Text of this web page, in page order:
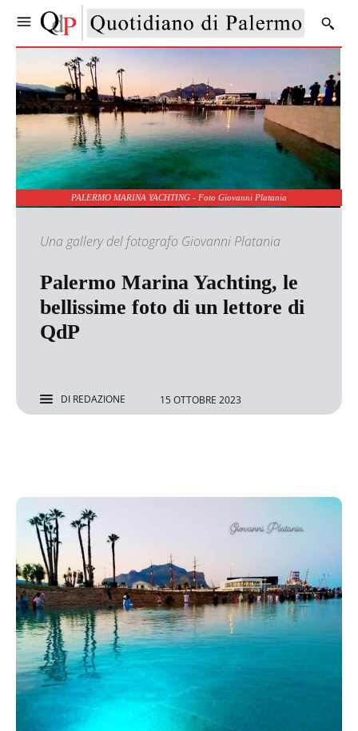
PALERMO MARINA YACHTING - Foto Giovanni Platania
Una gallery del fotografo Giovanni Platania
Palermo Marina Yachting, le
bellissime foto di un lettore di
QdP
DI REDAZIONE 15 OTTOBRE 2023